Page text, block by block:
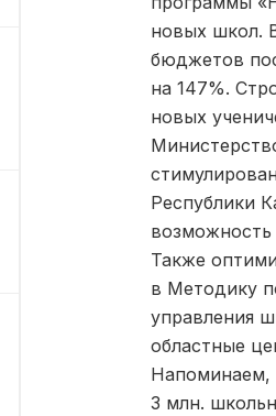
новых школ.
бюджетов
на 147%.
новых
Республики
возможность
Также
в Методику
управления
областные
Напоминаем,
3 млн.